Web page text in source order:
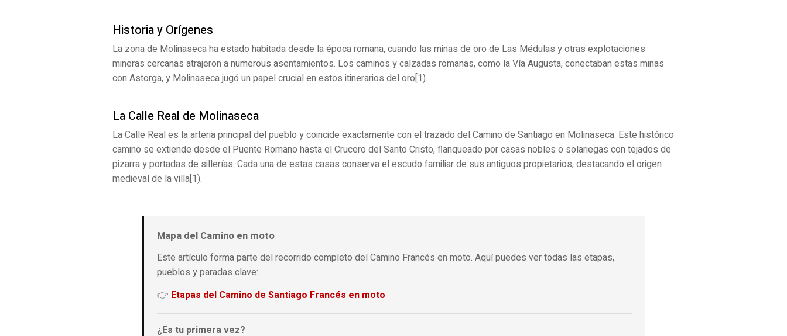
Historia y Orígenes
La zona de Molinaseca ha estado habitada desde la época romana, cuando las minas de oro de Las Médulas y otras explotaciones
mineras cercanas atrajeron a numerous asentamientos. Los caminos y calzadas romanas, como la Vía Augusta, conectaban estas minas
con Astorga, y Molinaseca jugó un papel crucial en estos itinerarios del oro[1).
La Calle Real de Molinaseca
La Calle Real es la arteria principal del pueblo y coincide exactamente con el trazado del Camino de Santiago en Molinaseca. Este histórico
camino se extiende desde el Puente Romano hasta el Crucero del Santo Cristo, flanqueado por casas nobles o solariegas con tejados de
pizarra y portadas de sillerías. Cada una de estas casas conserva el escudo familiar de sus antiguos propietarios, destacando el origen
medieval de la villa[1).
Mapa del Camino en moto
Este artículo forma parte del recorrido completo del Camino Francés en moto. Aquí puedes ver todas las etapas,
pueblos y paradas clave:
👉 Etapas del Camino de Santiago Francés en moto
¿Es tu primera vez?